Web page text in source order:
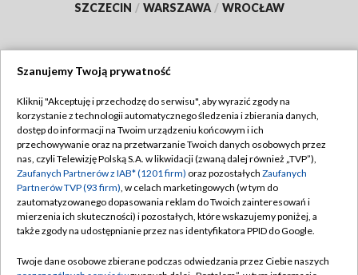
SZCZECIN / WARSZAWA / WROCŁAW
TVP
Abonament TVP
Emisja w TVP
Centrum informacji TVP
Naziemna Telewizja Cyfrowa
Regulamin TVP
Polityka prywatności
Moje zgody
Pomoc
Szanujemy Twoją prywatność
Kliknij "Akceptuję i przechodzę do serwisu", aby wyrazić zgody na
korzystanie z technologii automatycznego śledzenia i zbierania danych,
dostęp do informacji na Twoim urządzeniu końcowym i ich
przechowywanie oraz na przetwarzanie Twoich danych osobowych przez
nas, czyli Telewizję Polską S.A. w likwidacji (zwaną dalej również „TVP”),
Zaufanych Partnerów z IAB* (1201 firm) oraz pozostałych Zaufanych
Partnerów TVP (93 firm), w celach marketingowych (w tym do
zautomatyzowanego dopasowania reklam do Twoich zainteresowań i
mierzenia ich skuteczności) i pozostałych, które wskazujemy poniżej, a
także zgody na udostępnianie przez nas identyfikatora PPID do Google.
Twoje dane osobowe zbierane podczas odwiedzania przez Ciebie naszych